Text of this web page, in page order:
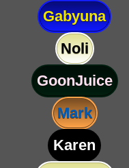
Gabyuna
Noli
GoonJuice
Mark
Karen